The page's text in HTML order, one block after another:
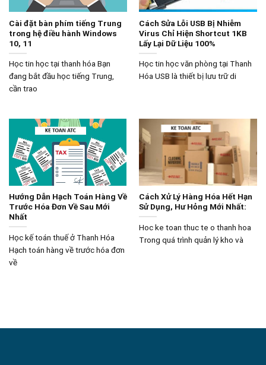
Cài đặt bàn phím tiếng Trung
trong hệ điều hành Windows
10, 11
Học tin học tại thanh hóa Bạn
đang bắt đầu học tiếng Trung,
cần trao
Cách Sửa Lỗi USB Bị Nhiễm
Virus Chỉ Hiện Shortcut 1KB
Lấy Lại Dữ Liệu 100%
Học tin học văn phòng tại Thanh
Hóa USB là thiết bị lưu trữ di
Hướng Dẫn Hạch Toán Hàng Về
Trước Hóa Đơn Về Sau Mới
Nhất
Học kế toán thuế ở Thanh Hóa
Hạch toán hàng về trước hóa đơn
về
Cách Xử Lý Hàng Hóa Hết Hạn
Sử Dụng, Hư Hỏng Mới Nhất:
Hoc ke toan thuc te o thanh hoa
Trong quá trình quản lý kho và